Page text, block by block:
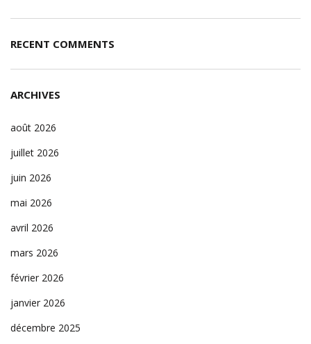
RECENT COMMENTS
ARCHIVES
août 2026
juillet 2026
juin 2026
mai 2026
avril 2026
mars 2026
février 2026
janvier 2026
décembre 2025